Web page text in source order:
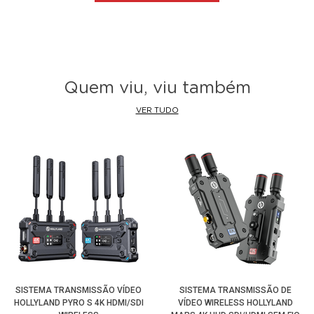
não serão compatíveis, para isso seria necessário
Quem viu, viu também
VER TUDO
SISTEMA TRANSMISSÃO VÍDEO
HOLLYLAND PYRO S 4K HDMI/SDI
SISTEMA TRANSMISSÃO DE
VÍDEO WIRELESS HOLLYLAND